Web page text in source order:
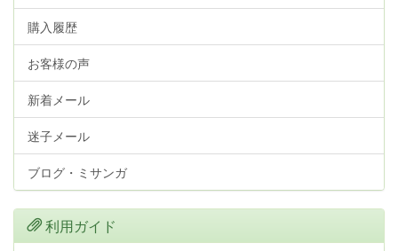
購入履歴
お客様の声
新着メール
迷子メール
ブログ・ミサンガ
利用ガイド